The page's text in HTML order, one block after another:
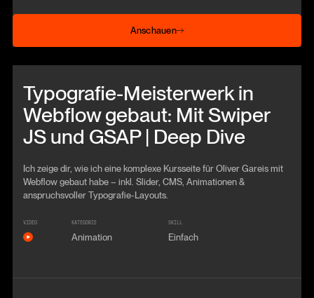
Anschauen
Anschauen
Typografie-Meisterwerk in
Webflow gebaut: Mit Swiper
JS und GSAP | Deep Dive
Ich zeige dir, wie ich eine komplexe Kursseite für Oliver Gareis mit
Webflow gebaut habe – inkl. Slider, CMS, Animationen &
anspruchsvoller Typografie-Layouts.
VIDEO KATEGORIE
Animation
SKILL
Einfach